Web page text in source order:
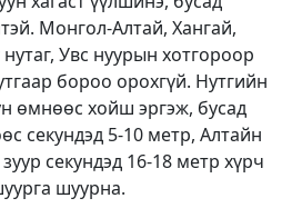
Монгол-Алтай, Хангай,
Увс нуурын хотгороор
бороо орохгүй. Нутгийн
өмнөөс хойш эргэж, бусад
секундэд 5-10 метр, Алтайн
секундэд 16-18 метр хүрч
шуурна.